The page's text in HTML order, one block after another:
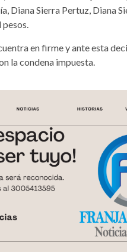
Diana Sierra Pertuz, Diana
en firme y ante esta
la condena impuesta.